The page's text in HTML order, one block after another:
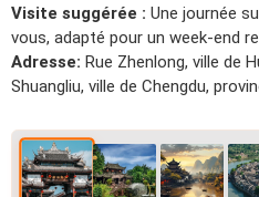
Visite suggérée : Une journée
vous, adapté pour un week-end
Adresse: Rue Zhenlong, ville de
Shuangliu, ville de Chengdu,